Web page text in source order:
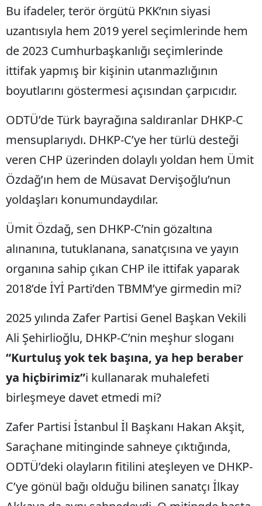
Bu ifadeler, terör örgütü PKK’nın siyasi
uzantısıyla hem 2019 yerel seçimlerinde hem
de 2023 Cumhurbaşkanlığı seçimlerinde
ittifak yapmış bir kişinin utanmazlığının
boyutlarını göstermesi açısından çarpıcıdır.
ODTÜ’de Türk bayrağına saldıranlar DHKP-C
mensuplarıydı. DHKP-C’ye her türlü desteği
veren CHP üzerinden dolaylı yoldan hem Ümit
Özdağ’ın hem de Müsavat Dervişoğlu’nun
yoldaşları konumundaydılar.
Ümit Özdağ, sen DHKP-C’nin gözaltına
alınanına, tutuklanana, sanatçısına ve yayın
organına sahip çıkan CHP ile ittifak yaparak
2018’de İYİ Parti’den TBMM’ye girmedin mi?
2025 yılında Zafer Partisi Genel Başkan Vekili
Ali Şehirlioğlu, DHKP-C’nin meşhur sloganı
“Kurtuluş yok tek başına, ya hep beraber
ya hiçbirimiz”i kullanarak muhalefeti
birleşmeye davet etmedi mi?
Zafer Partisi İstanbul İl Başkanı Hakan Akşit,
Saraçhane mitinginde sahneye çıktığında,
ODTÜ’deki olayların fitilini ateşleyen ve DHKP-
C’ye gönül bağı olduğu bilinen sanatçı İlkay